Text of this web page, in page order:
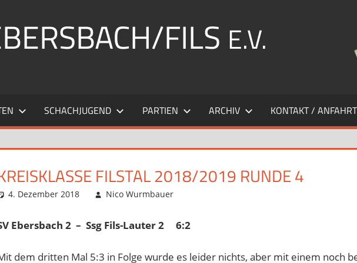
FILS E.V.
SCHACHJUGEND PARTIEN ARCHIV KONTAKT / ANFAHRT
FILSTAL 2018/2019 RUNDE 4
4. Dezember 2018 Nico Wurmbauer
Ebersbach 2 – Ssg Fils-Lauter 2 6:2
dem dritten Mal 5:3 in Folge wurde es leider nichts, aber mit einem noch